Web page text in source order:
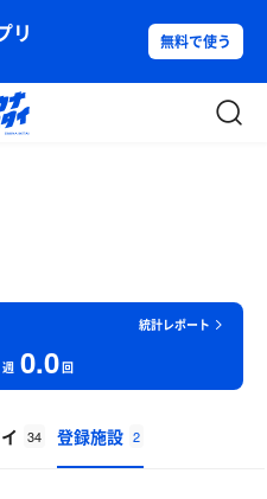
リ 無料で使う
統計レポート
週 0.0回
34 登録施設 2